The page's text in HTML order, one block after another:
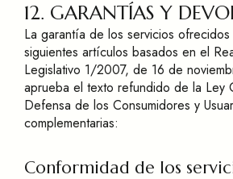
12. GARANTÍAS Y
La garantía de los servicios
siguientes artículos basados en el
Legislativo 1/2007, de 16 de
aprueba el texto refundido de la Ley
Defensa de los Consumidores y
complementarias:
Conformidad de los